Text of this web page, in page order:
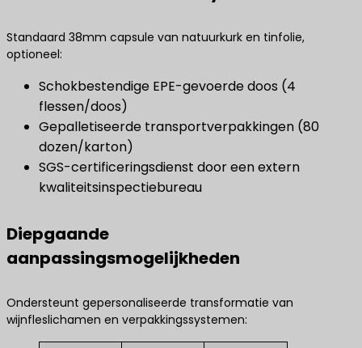
Standaard 38mm capsule van natuurkurk en tinfolie,
optioneel:
Schokbestendige EPE-gevoerde doos (4
flessen/doos)
Gepalletiseerde transportverpakkingen (80
dozen/karton)
SGS-certificeringsdienst door een extern
kwaliteitsinspectiebureau
Diepgaande
aanpassingsmogelijkheden
Ondersteunt gepersonaliseerde transformatie van
wijnfleslichamen en verpakkingssystemen: